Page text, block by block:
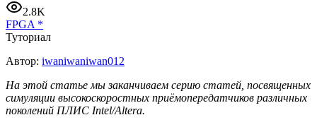
2.8K
FPGA *
Туториал
Автор: iwaniwaniwan012
На этой статье мы заканчиваем серию статей, посвященных
симуляции высокоскоростных приёмопередатчиков различных
поколений ПЛИС Intel/Altera.